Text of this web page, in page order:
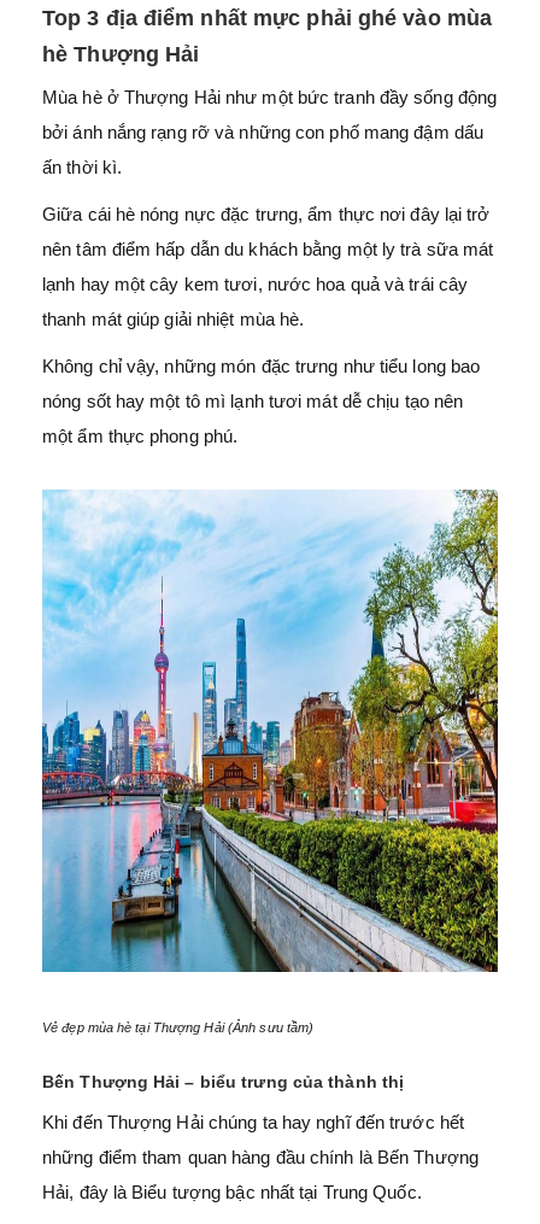
Top 3 địa điểm nhất mực phải ghé vào mùa
hè Thượng Hải
Mùa hè ở Thượng Hải như một bức tranh đầy sống động
bởi ánh nắng rạng rỡ và những con phố mang đậm dấu
ấn thời kì.
Giữa cái hè nóng nực đặc trưng, ẩm thực nơi đây lại trở
nên tâm điểm hấp dẫn du khách bằng một ly trà sữa mát
lạnh hay một cây kem tươi, nước hoa quả và trái cây
thanh mát giúp giải nhiệt mùa hè.
Không chỉ vậy, những món đặc trưng như tiểu long bao
nóng sốt hay một tô mì lạnh tươi mát dễ chịu tạo nên
một ẩm thực phong phú.
Vẻ đẹp mùa hè tại Thượng Hải (Ảnh sưu tầm)
Bến Thượng Hải – biểu trưng của thành thị
Khi đến Thượng Hải chúng ta hay nghĩ đến trước hết
những điểm tham quan hàng đầu chính là Bến Thượng
Hải, đây là Biểu tượng bậc nhất tại Trung Quốc.